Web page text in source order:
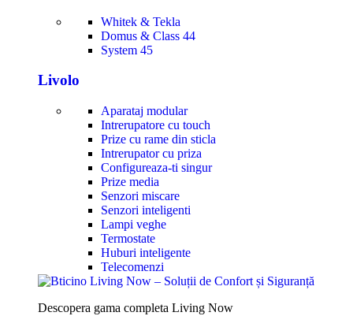
Whitek & Tekla
Domus & Class 44
System 45
Livolo
Aparataj modular
Intrerupatore cu touch
Prize cu rame din sticla
Intrerupator cu priza
Configureaza-ti singur
Prize media
Senzori miscare
Senzori inteligenti
Lampi veghe
Termostate
Huburi inteligente
Telecomenzi
Descopera gama completa Living Now